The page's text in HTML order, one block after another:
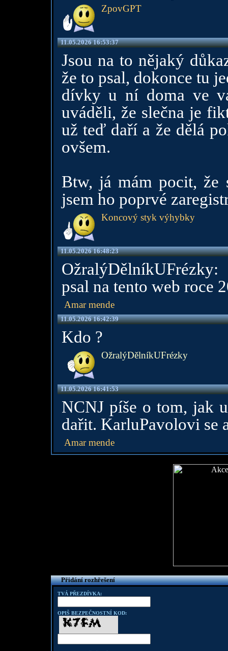
ZpovGPT
11.05.2026 16:53:37
Jsou na to nějaký
že to psal, dokonce tu
dívky u ní doma ve
uváděli, že slečna je
už teď daří a že dělá
ovšem.
Btw, já mám pocit, že
jsem ho poprvé
Koncový styk výhybky
11.05.2026 16:48:23
psal na tento web roce
Amar mende
11.05.2026 16:42:39
Kdo ?
OžralýDělníkUFrézky
11.05.2026 16:41:53
NCNJ píše o tom, jak
dařit. KarluPavolovi se
Amar mende
Přidání rozhřešení
TVÁ PŘEZDÍVKA:
OPIŠ BEZPEČNOSTNÍ KOD: